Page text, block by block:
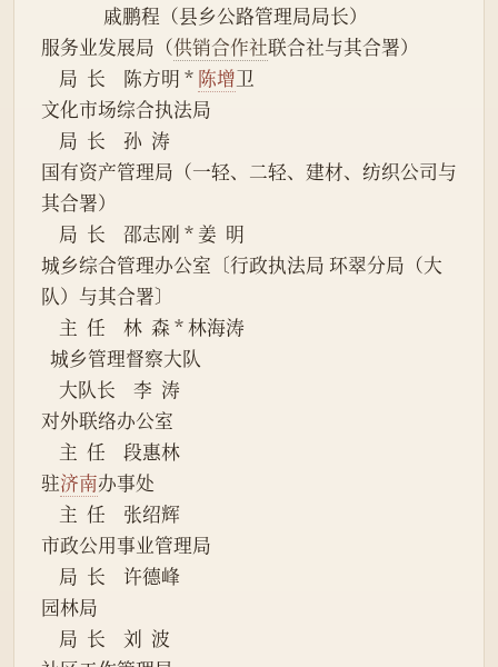
              戚鹏程（县乡公路管理局局长）
服务业发展局（供销合作社联合社与其合署）
    局  长    陈方明 *
陈增卫
文化市场综合执法局
    局  长    孙  涛
国有资产管理局（一轻、二轻、建材、纺织公司与
其合署）
    局  长    邵志刚 * 姜  明
城乡综合管理办公室〔行政执法局 环翠分局（大
队）与其合署〕
    主  任    林  森 * 林海涛
  城乡管理督察大队
    大队长    李  涛
对外联络办公室
    主  任    段惠林
驻济南办事处
    主  任    张绍辉
市政公用事业管理局
    局  长    许德峰
园林局
    局  长    刘  波